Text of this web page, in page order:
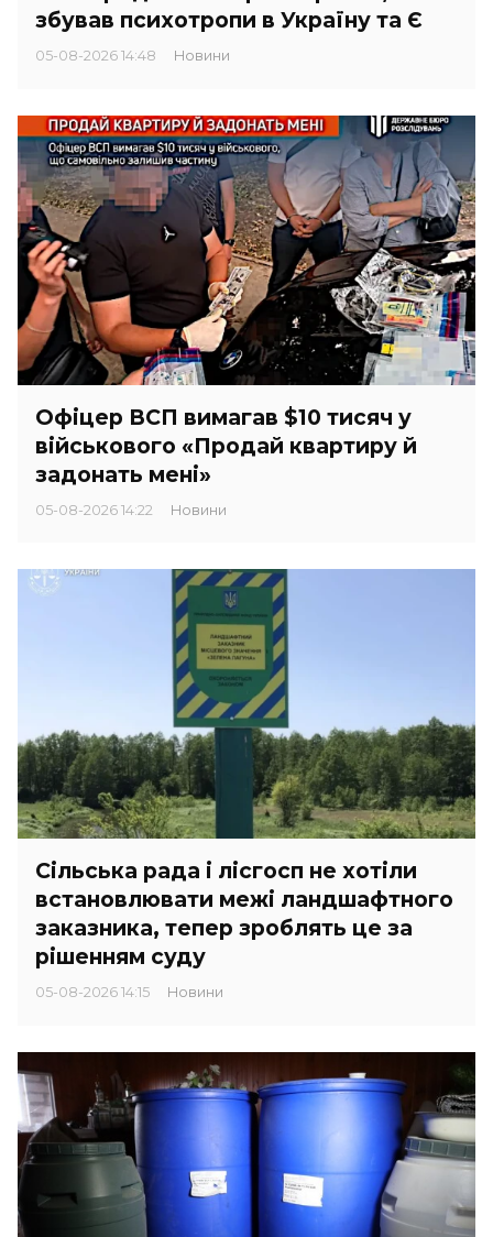
збував психотропи в Україну та Є
05-08-2026 14:48 Новини
Офіцер ВСП вимагав $10 тисяч у
військового «Продай квартиру й
задонать мені»
05-08-2026 14:22 Новини
Сільська рада і лісгосп не хотіли
встановлювати межі ландшафтного
заказника, тепер зроблять це за
рішенням суду
05-08-2026 14:15 Новини